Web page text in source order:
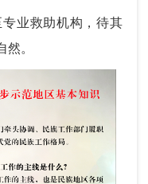
业救助机构，待其
。